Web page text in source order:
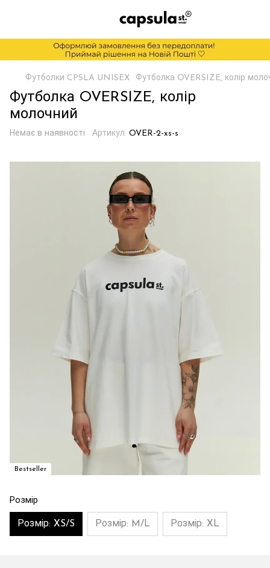
Футболки CPSLA UNISEX Футболка OVERSIZE, колір
Футболка OVERSIZE, колір
молочний
Немає в наявності Артикул: OVER-2-xs-s
Bestseller
Розмір
Розмір: XS/S Розмір: M/L Розмір: XL